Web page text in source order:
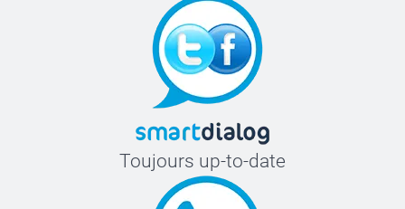
Toujours up-to-date